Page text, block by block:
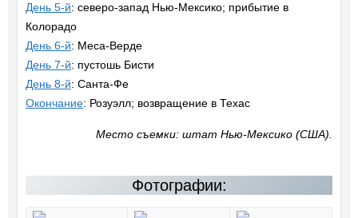
День 5-й: северо-запад Нью-Мексико; прибытие в
Колорадо
День 6-й: Меса-Верде
День 7-й: пустошь Бисти
День 8-й: Санта-Фе
Окончание: Розуэлл; возвращение в Техас
Место съемки: штат Нью-Мексико (США).
Фотографии: